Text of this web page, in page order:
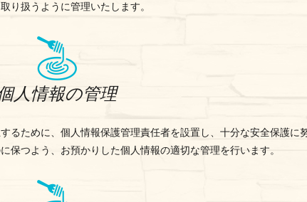
り扱うように管理いたします。
人情報の管理
るために、個人情報保護管理責任者を設置し、十分な安全保護に
保つよう、お預かりした個人情報の適切な管理を行います。